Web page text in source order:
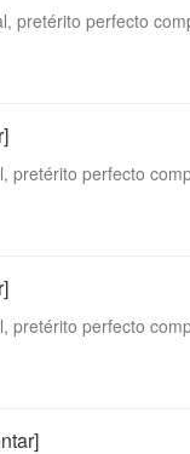
pretérito perfecto
pretérito perfecto
pretérito perfecto